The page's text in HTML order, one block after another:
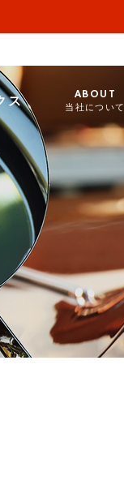
ス
ABOUT
当社について